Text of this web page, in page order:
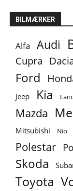
BILMÆRKER
Alfa Audi
Cupra
Ford
Jeep Kia
Mazda
Mitsubishi Nio
Polestar
Skoda
Toyota